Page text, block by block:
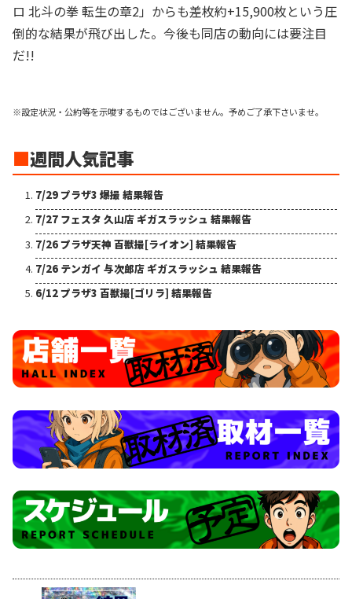
ロ 北斗の拳 転生の章2」からも差枚約+15,900枚という圧
倒的な結果が飛び出した。今後も同店の動向には要注目
だ!!
※設定状況・公約等を示唆するものではございません。予めご了承下さいませ。
■週間人気記事
7/29 プラザ3 爆撮 結果報告
7/27 フェスタ 久山店 ギガスラッシュ 結果報告
7/26 プラザ天神 百獣撮[ライオン] 結果報告
7/26 テンガイ 与次郎店 ギガスラッシュ 結果報告
6/12 プラザ3 百獣撮[ゴリラ] 結果報告